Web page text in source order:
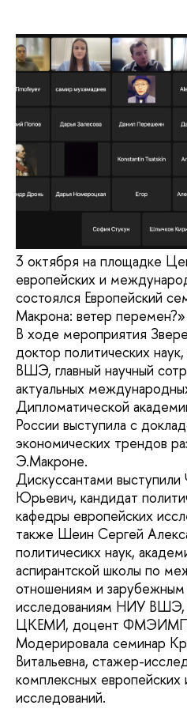
3 октября на площадке
европейских и
состоялся Европейский
Макрона: ветер перемен?»
В ходе мероприятия
доктор политических
ВШЭ, главный научный
актуальных
Дипломатической
России выступила с
экономических трендов
Э.Макроне.
Дискуссантами выступили
Юрьевич, кандидат
кафедры европейских
также Шеин Сергей
политичесикх наук,
аспирантской школы по
отношениям и зарубежным
исследованиям НИУ ВШЭ,
ЦКЕМИ, доцент
Модерировала семинар
Витальевна, стажер-
комплексных
исследований.